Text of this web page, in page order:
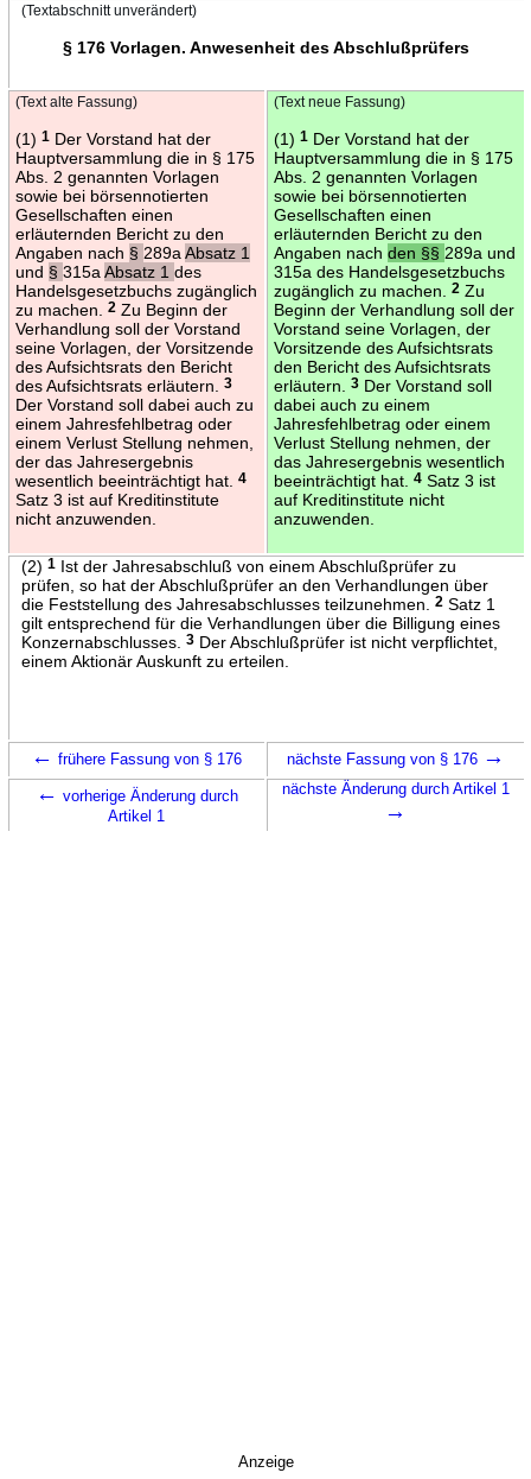
(Textabschnitt unverändert)
§ 176 Vorlagen. Anwesenheit des Abschlußprüfers
(Text alte Fassung)
(1) 1Der Vorstand hat der
Hauptversammlung die in § 175
Abs. 2 genannten Vorlagen
sowie bei börsennotierten
Gesellschaften einen
erläuternden Bericht zu den
Angaben nach § 289a Absatz 1
und § 315a Absatz 1 des
Handelsgesetzbuchs zugänglich
zu machen.
2Zu Beginn der
Verhandlung soll der Vorstand
seine Vorlagen, der Vorsitzende
des Aufsichtsrats den Bericht
des Aufsichtsrats erläutern.
3
Der Vorstand soll dabei auch zu
einem Jahresfehlbetrag oder
einem Verlust Stellung nehmen,
der das Jahresergebnis
wesentlich beeinträchtigt hat.
4
Satz 3 ist auf Kreditinstitute
nicht anzuwenden.
(Text neue Fassung)
(1) 1Der Vorstand hat der
Hauptversammlung die in § 175
Abs. 2 genannten Vorlagen
sowie bei börsennotierten
Gesellschaften einen
erläuternden Bericht zu den
Angaben nach den §§ 289a und
315a des Handelsgesetzbuchs
zugänglich zu machen.
2Zu
Beginn der Verhandlung soll der
Vorstand seine Vorlagen, der
Vorsitzende des Aufsichtsrats
den Bericht des Aufsichtsrats
erläutern.
3Der Vorstand soll
dabei auch zu einem
Jahresfehlbetrag oder einem
Verlust Stellung nehmen, der
das Jahresergebnis wesentlich
beeinträchtigt hat.
4Satz 3 ist
auf Kreditinstitute nicht
anzuwenden.
(2) 1Ist der Jahresabschluß von einem Abschlußprüfer zu
prüfen, so hat der Abschlußprüfer an den Verhandlungen über
die Feststellung des Jahresabschlusses teilzunehmen.
2Satz 1
gilt entsprechend für die Verhandlungen über die Billigung eines
Konzernabschlusses.
3Der Abschlußprüfer ist nicht verpflichtet,
einem Aktionär Auskunft zu erteilen.
← frühere Fassung von § 176 nächste Fassung von § 176 →
← vorherige Änderung durch
Artikel 1
nächste Änderung durch Artikel 1
→
Anzeige